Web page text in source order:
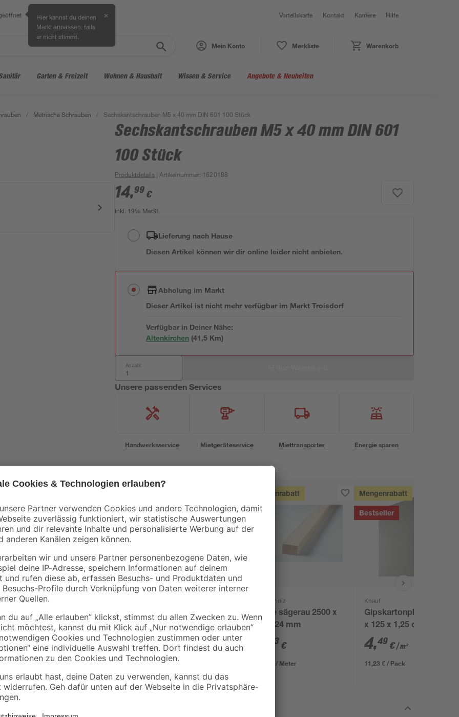
Hier kannst du deinen
Markt anpassen , falls
er nicht stimmt.
✕ Vorteilskarte Kontakt Karriere Hilfe
Mein Konto Merkliste Warenkorb
Garten & Freizeit Wohnen & Haushalt Wissen & Service Angebote & Neuheiten
/ Metrische Schrauben / Sechskantschrauben M5 x 40 mm DIN 601 100 Stück
Sechskantschrauben M5 x 40 mm DIN 601
100 Stück
Produktdetails | Artikelnummer: 1620188
14,99 €
inkl. 19% MwSt.
Lieferung nach Hause
Diesen Artikel können wir dir online leider nicht anbieten.
Abholung im Markt
Dieser Artikel ist nicht mehr verfügbar im Markt Troisdorf
Verfügbar in Deiner Nähe:
Altenkirchen (41,5 Km)
Anzahl:
Unsere passenden Services
Handwerksservice Mietgeräteservice Miettransporter Energie sparen
x
Bestseller
binderholz
Rahmen sägerau
2000 x 58 x 38 mm
3,98€
1,99 € / Meter
OSB3-Verlegeplatte
'Cityboard'
ungeschliffen 1690 x
634 x 15 mm
7,59 €/ m²
8,12 € / Pack
Mengenrabatt
binderholz
Latte sägerau 2500 x
48 x 24 mm
23 €
0,89 € / Meter
Mengenrabatt
Bestseller
Knauf
Gipskartonplatte 200
x 125 x 1,25 cm
4,49 €/ m²
11,23 € / Pack